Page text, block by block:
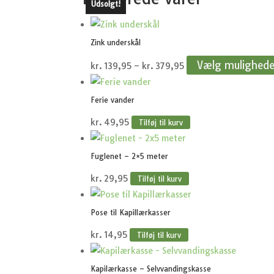
Zink underskål
kr. 139,95 – kr. 379,95Prisinterval:
Vælg
Ferie vander
kr. 49,95 Tilføj til kurv
Fuglenet – 2×5 meter
kr. 29,95 Tilføj til kurv
Pose til Kapillærkasser
kr. 14,95 Tilføj til kurv
Udsolgt!
Kapilærkasse – Selvvandingskasse